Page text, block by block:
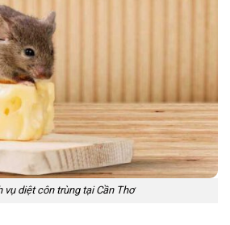
vụ diệt côn trùng tại Cần Thơ